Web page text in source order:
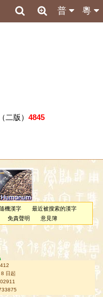
粵
普
二版） 4845
機漢字
最近被搜索的漢字
免責聲明 意見簿
日起